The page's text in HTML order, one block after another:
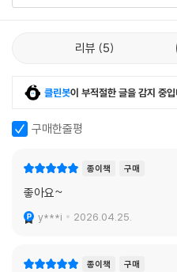
리뷰 5
클린봇이 부적절한 글을 감지 중입
구매한줄평
종이책 구매
좋아요~
y***i 2026.04.25.
종이책 구매